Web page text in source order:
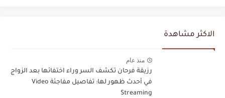
الاكثر مشاهدة
منذ عام
رزيقة فرحان تكشف السر وراء اختفائها بعد الزواج
في أحدث ظهور لها: تفاصيل مفاجئة Video
Streaming